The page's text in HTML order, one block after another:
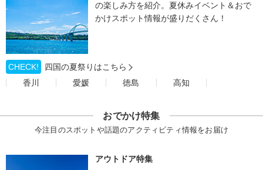
の楽しみ方を紹介。夏休みイベント＆おで
かけスポット情報が盛りだくさん！
CHECK!
四国の夏祭りはこちら
香川
愛媛 徳島 高知
おでかけ特集
今注目のスポットや話題のアクティビティ情報をお届け
アウトドア特集